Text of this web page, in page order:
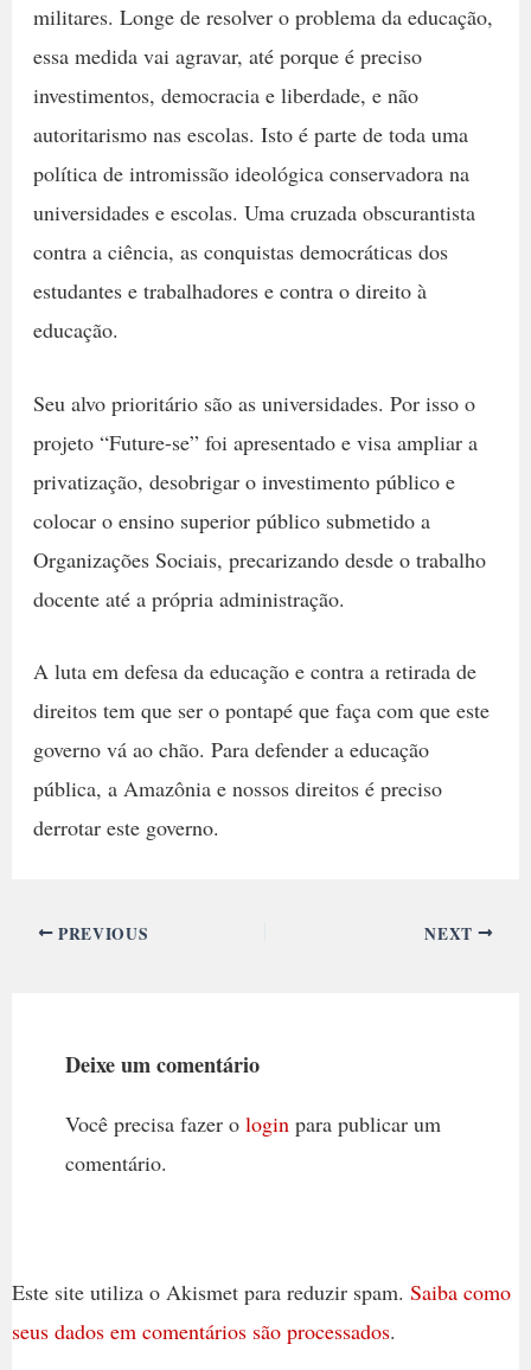
militares. Longe de resolver o problema da educação,
essa medida vai agravar, até porque é preciso
investimentos, democracia e liberdade, e não
autoritarismo nas escolas. Isto é parte de toda uma
política de intromissão ideológica conservadora na
universidades e escolas. Uma cruzada obscurantista
contra a ciência, as conquistas democráticas dos
estudantes e trabalhadores e contra o direito à
educação.
Seu alvo prioritário são as universidades. Por isso o
projeto “Future-se” foi apresentado e visa ampliar a
privatização, desobrigar o investimento público e
colocar o ensino superior público submetido a
Organizações Sociais, precarizando desde o trabalho
docente até a própria administração.
A luta em defesa da educação e contra a retirada de
direitos tem que ser o pontapé que faça com que este
governo vá ao chão. Para defender a educação
pública, a Amazônia e nossos direitos é preciso
derrotar este governo.
PREVIOUS NEXT
Deixe um comentário
Você precisa fazer o login para publicar um
comentário.
Este site utiliza o Akismet para reduzir spam. Saiba como
seus dados em comentários são processados.